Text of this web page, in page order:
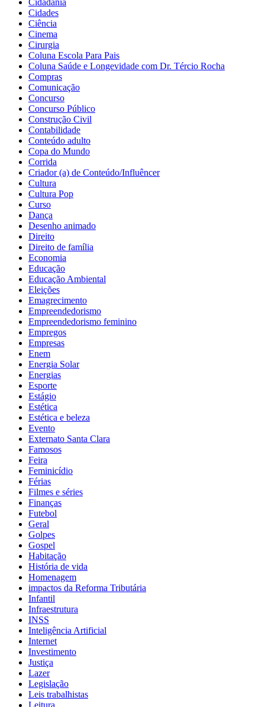
Cidades
Ciência
Cinema
Cirurgia
Coluna Escola Para Pais
Coluna Saúde e Longevidade com Dr. Tércio Rocha
Compras
Comunicação
Concurso
Concurso Público
Construção Civil
Contabilidade
Conteúdo adulto
Copa do Mundo
Corrida
Criador (a) de Conteúdo/Influêncer
Cultura
Cultura Pop
Curso
Dança
Desenho animado
Direito
Direito de família
Economia
Educação
Educação Ambiental
Eleições
Emagrecimento
Empreendedorismo
Empreendedorismo feminino
Empregos
Empresas
Enem
Energia Solar
Energias
Esporte
Estágio
Estética
Estética e beleza
Evento
Externato Santa Clara
Famosos
Feira
Feminicídio
Férias
Filmes e séries
Finanças
Futebol
Geral
Golpes
Gospel
Habitação
História de vida
Homenagem
impactos da Reforma Tributária
Infantil
Infraestrutura
INSS
Inteligência Artificial
Internet
Investimento
Justiça
Lazer
Legislação
Leis trabalhistas
Leitura